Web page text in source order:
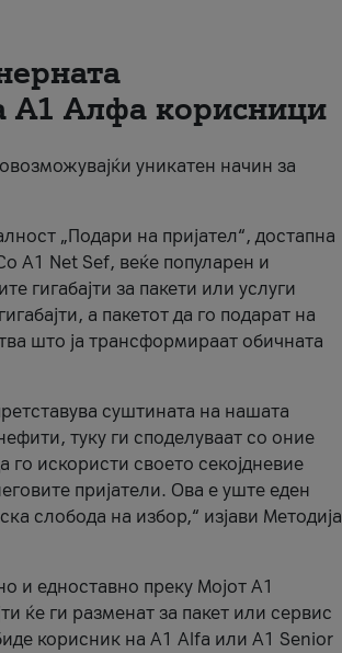
А1 Алфа корисници
уникатен начин за
„Подари на пријател“, достапна
A1 Net Sef, веќе популарен и
гигабајти за пакети или услуги
а пакетот да го подарат на
што ја трансформираат обичната
суштината на нашата
туку ги споделуваат со оние
искористи своето секојдневие
пријатели. Ова е уште еден
слобода на избор,“ изјави Методија
и едноставно преку Мојот А1
ќе ги разменат за пакет или сервис
корисник на А1 Alfa или A1 Senior